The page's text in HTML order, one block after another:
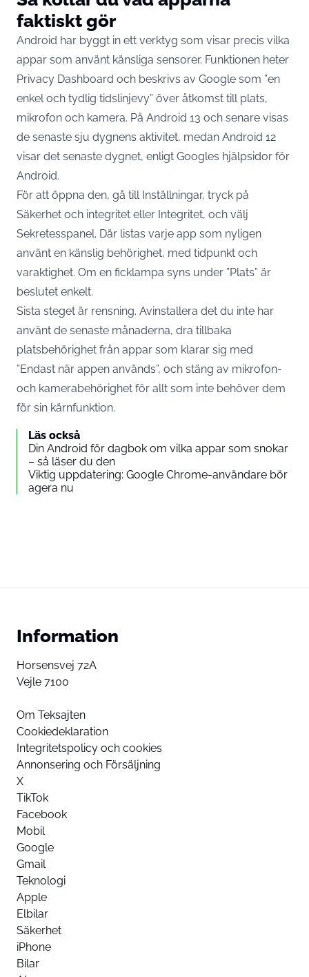
faktiskt gör
Android har byggt in ett verktyg som visar precis vilka
appar som använt känsliga sensorer. Funktionen heter
Privacy Dashboard och beskrivs av Google som ”en
enkel och tydlig tidslinjevy” över åtkomst till plats,
mikrofon och kamera. På Android 13 och senare visas
de senaste sju dygnens aktivitet, medan Android 12
visar det senaste dygnet, enligt Googles hjälpsidor för
Android.
För att öppna den, gå till Inställningar, tryck på
Säkerhet och integritet eller Integritet, och välj
Sekretesspanel. Där listas varje app som nyligen
använt en känslig behörighet, med tidpunkt och
varaktighet. Om en ficklampa syns under ”Plats” är
beslutet enkelt.
Sista steget är rensning. Avinstallera det du inte har
använt de senaste månaderna, dra tillbaka
platsbehörighet från appar som klarar sig med
”Endast när appen används”, och stäng av mikrofon-
och kamerabehörighet för allt som inte behöver dem
för sin kärnfunktion.
Läs också
Din Android för dagbok om vilka appar som snokar
– så läser du den
Viktig uppdatering: Google Chrome-användare bör
agera nu
Information
Horsensvej 72A
Vejle 7100
Om Teksajten
Cookiedeklaration
Integritetspolicy och cookies
Annonsering och Försäljning
X
TikTok
Facebook
Mobil
Google
Gmail
Teknologi
Apple
Elbilar
Säkerhet
iPhone
Bilar